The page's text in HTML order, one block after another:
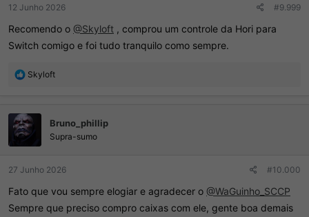
12 Junho 2026 #9.999
Recomendo o @Skyloft , comprou um controle da Hori para
Switch comigo e foi tudo tranquilo como sempre.
R
ç
õ
e
s
Skyloft
Bruno_phillip
Supra-sumo
27 Junho 2026 #10.000
Fato que vou sempre elogiar e agradecer o @WaGuinho_SCCP
Sempre que preciso compro caixas com ele, gente boa demais